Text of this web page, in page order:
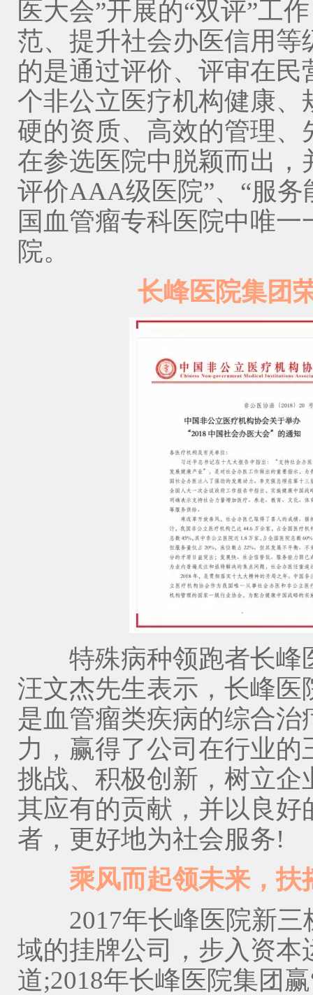
医大会”开展的“双评”工
范、提升社会办医信用
的是通过评价、评审在
个非公立医疗机构健康
硬的资质、高效的管理
在参选医院中脱颖而出，
评价AAA级医院”、“服
国血管瘤专科医院中唯
院。
长峰医院集团荣
特殊病种领跑者长峰
汪文杰先生表示，长峰
是血管瘤类疾病的综合
力，赢得了公司在行业
挑战、积极创新，树立
其应有的贡献，并以良
者，更好地为社会服务!
乘风而起领未来，扶
2017年长峰医院新三
域的挂牌公司，步入资
道;2018年长峰医院集团